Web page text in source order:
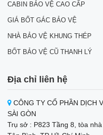
CABIN BẢO VỆ CAO CẤP
GIÁ BỐT GÁC BẢO VỆ
NHÀ BẢO VỆ KHUNG THÉP
BỐT BẢO VỆ CŨ THANH LÝ
Địa chỉ liên hệ
CÔNG TY CỔ PHẦN DỊCH
SÀI GÒN
Trụ sở : P823 Tầng 8, tòa